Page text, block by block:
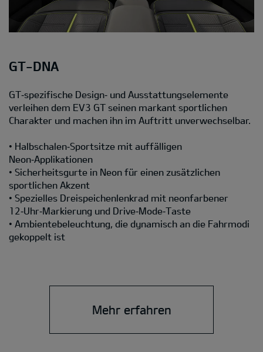
GT-DNA
GT‑spezifische Design‑ und Ausstattungselemente
verleihen dem EV3 GT seinen markant sportlichen
Charakter und machen ihn im Auftritt unverwechselbar.
• Halbschalen‑Sportsitze mit auffälligen
Neon‑Applikationen
• Sicherheitsgurte in Neon für einen zusätzlichen
sportlichen Akzent
• Spezielles Dreispeichenlenkrad mit neonfarbener
12‑Uhr‑Markierung und Drive‑Mode‑Taste
• Ambientebeleuchtung, die dynamisch an die Fahrmodi
gekoppelt ist
Mehr erfahren